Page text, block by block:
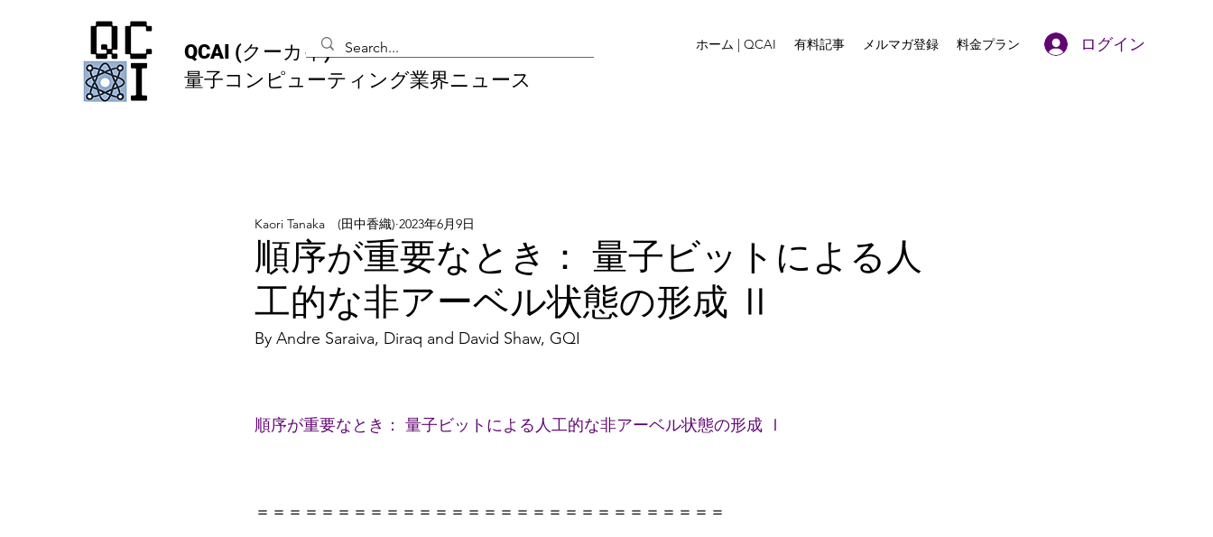
QCAI (クーカイ)
量子コンピューティング業界ニュース
ホーム | QCAI 有料記事 メルマガ登録 料金プラン ログイン
順序が重要なとき： 量子ビットによる人
工的な非アーベル状態の形成 Ⅱ
Kaori Tanaka (田中香織) 2023年6月9日
By Andre Saraiva, Diraq and David Shaw, GQI
順序が重要なとき： 量子ビットによる人工的な非アーベル状態の形成 Ⅰ
＝＝＝＝＝＝＝＝＝＝＝＝＝＝＝＝＝＝＝＝＝＝＝＝＝＝＝＝＝